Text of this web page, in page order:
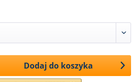
Dodaj do koszyka